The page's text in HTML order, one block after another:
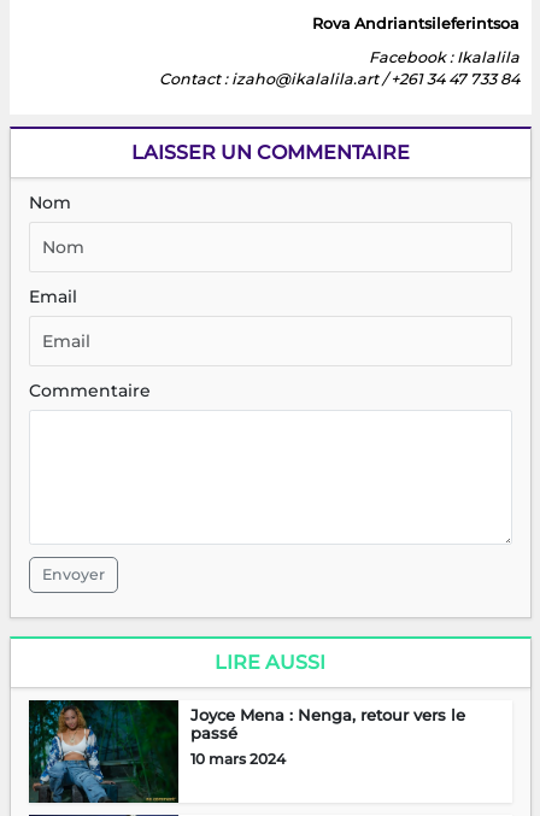
Rova Andriantsileferintsoa
Facebook : Ikalalila
Contact : izaho@ikalalila.art / +261 34 47 733 84
LAISSER UN COMMENTAIRE
Nom
Email
Commentaire
Envoyer
LIRE AUSSI
Joyce Mena : Nenga, retour vers le
passé
10 mars 2024